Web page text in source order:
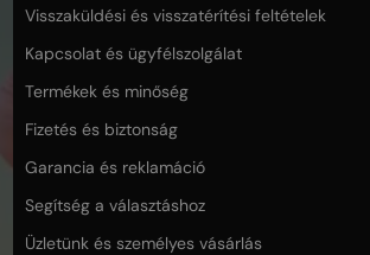
Visszaküldési és visszatérítési feltételek
Kapcsolat és ügyfélszolgálat
Termékek és minőség
Fizetés és biztonság
Garancia és reklamáció
Segítség a választáshoz
Üzletünk és személyes vásárlás